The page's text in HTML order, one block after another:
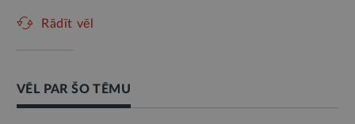
Rādīt vēl
VĒL PAR ŠO TĒMU